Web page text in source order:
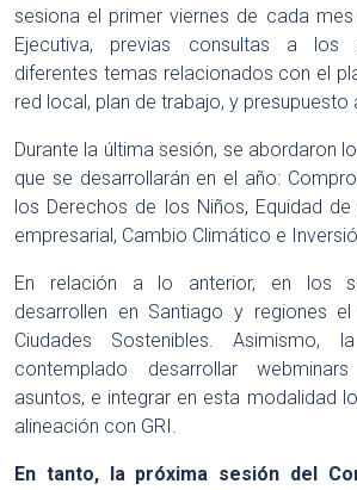
sesiona el primer viernes de cada
Ejecutiva, previas consultas a los
diferentes temas relacionados con el
red local, plan de trabajo, y presupuesto
Durante la última sesión, se abordaron
que se desarrollarán en el año:
los Derechos de los Niños, Equidad
empresarial, Cambio Climático e
En relación a lo anterior, en los
desarrollen en Santiago y regiones
Ciudades Sostenibles. Asimismo,
contemplado desarrollar
asuntos, e integrar en esta modalidad
alineación con GRI.
En tanto, la próxima sesión del